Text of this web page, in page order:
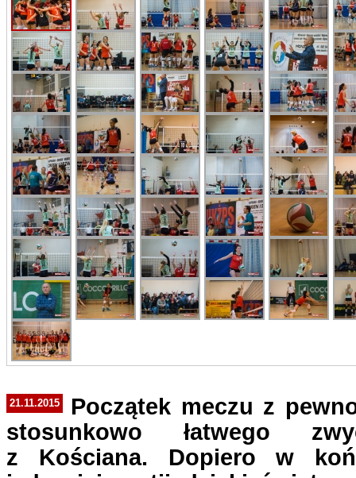
21.11.2015
Początek meczu z
stosunkowo łatwego
z Kościana. Dopiero w